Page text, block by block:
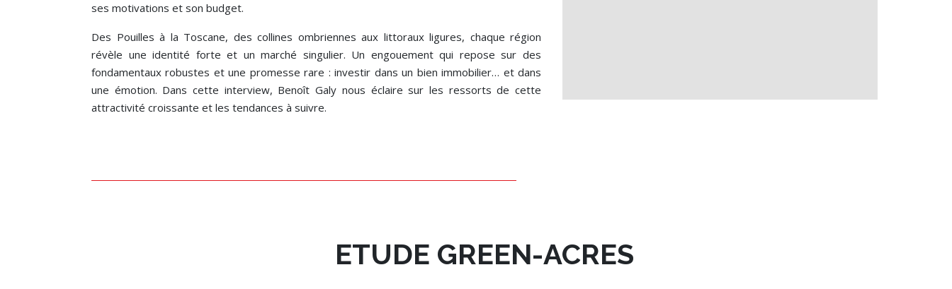
ses motivations et son budget.
Des Pouilles à la Toscane, des collines ombriennes aux littoraux ligures, chaque région
révèle une identité forte et un marché singulier. Un engouement qui repose sur des
fondamentaux robustes et une promesse rare : investir dans un bien immobilier… et dans
une émotion. Dans cette interview, Benoît Galy nous éclaire sur les ressorts de cette
attractivité croissante et les tendances à suivre.
ETUDE GREEN-ACRES